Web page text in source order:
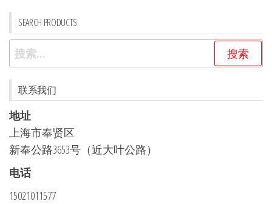
SEARCH PRODUCTS
搜
索：
联系我们
地址
上海市奉贤区
新奉公路3653号（近大叶公路）
电话
15021011577